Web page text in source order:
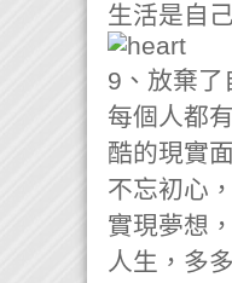
生活是自
​9、放棄了
每個人都
酷的現實
不忘初心
實現夢想
人生，多